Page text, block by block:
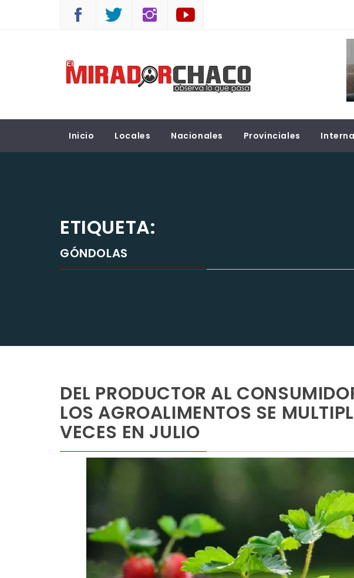
EL MIRADOR CHACO
Inicio Locales Nacionales Provinciales
ETIQUETA:
GÓNDOLAS
DEL PRODUCTOR AL
LOS AGROALIMENTOS SE
VECES EN JULIO